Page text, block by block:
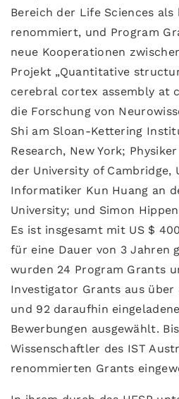
Bereich der Life Sciences als
renommiert, und Program
neue Kooperationen
Projekt „Quantitative
cerebral cortex assembly at
die Forschung von
Shi am Sloan-Kettering
Research, New York;
der University of Cambridge,
Informatiker Kun Huang an
University; und Simon
Es ist insgesamt mit US $
für eine Dauer von 3 Jahren
wurden 24 Program Grants
Investigator Grants aus
und 92 daraufhin
Bewerbungen ausgewählt.
Wissenschaftler des IST
renommierten Grants